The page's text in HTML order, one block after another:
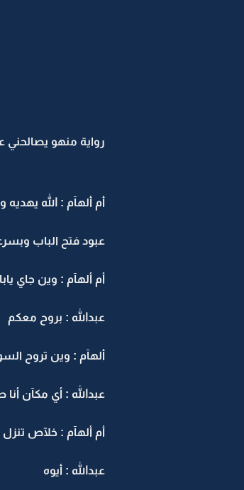
رواية منهو يصالحني
أم ألهآم : الله
عبود فتح الباب
أم ألهآم : وين جاي
عبدالله : بروح معكم
ألهآم : وين تروح
عبدالله : أي مكآن
أم ألهآم : خلآص
عبدالله : أيوه